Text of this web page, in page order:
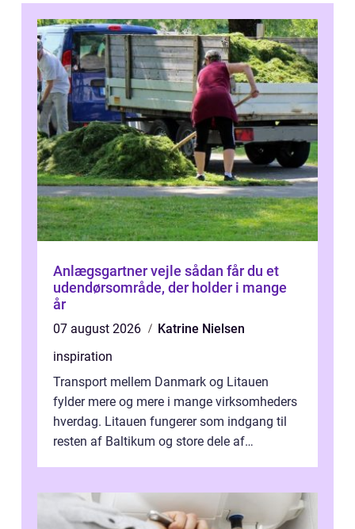
Anlægsgartner vejle sådan får du et
udendørsområde, der holder i mange
år
07 august 2026
Katrine Nielsen
inspiration
Transport mellem Danmark og Litauen
fylder mere og mere i mange virksomheders
hverdag. Litauen fungerer som indgang til
resten af Baltikum og store dele af